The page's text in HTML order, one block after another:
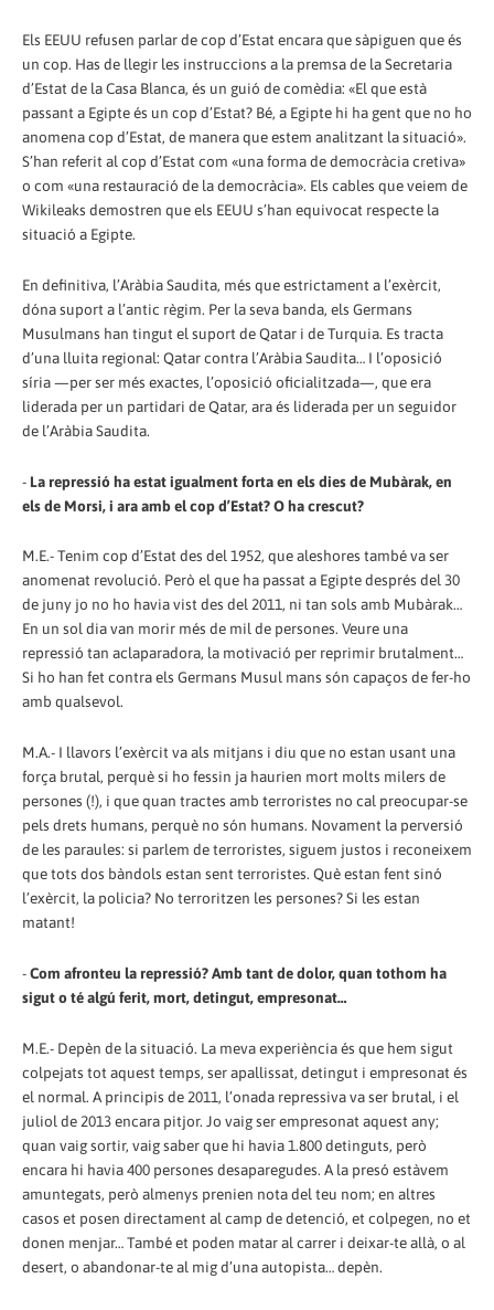
Els EEUU refusen parlar de cop d’Estat encara que sàpiguen que és
un cop. Has de llegir les instruccions a la premsa de la Secretaria
d’Estat de la Casa Blanca, és un guió de comèdia: «El que està
passant a Egipte és un cop d’Estat? Bé, a Egipte hi ha gent que no ho
anomena cop d’Estat, de manera que estem analitzant la situació».
S’han referit al cop d’Estat com «una forma de democràcia cretiva»
o com «una restauració de la democràcia». Els cables que veiem de
Wikileaks demostren que els EEUU s’han equivocat respecte la
situació a Egipte.
En definitiva, l’Aràbia Saudita, més que estrictament a l’exèrcit,
dóna suport a l’antic règim. Per la seva banda, els Germans
Musulmans han tingut el suport de Qatar i de Turquia. Es tracta
d’una lluita regional: Qatar contra l’Aràbia Saudita… I l’oposició
síria —per ser més exactes, l’oposició oficialitzada—, que era
liderada per un partidari de Qatar, ara és liderada per un seguidor
de l’Aràbia Saudita.
- La repressió ha estat igualment forta en els dies de Mubàrak, en
els de Morsi, i ara amb el cop d’Estat? O ha crescut?
M.E.- Tenim cop d’Estat des del 1952, que aleshores també va ser
anomenat revolució. Però el que ha passat a Egipte després del 30
de juny jo no ho havia vist des del 2011, ni tan sols amb Mubàrak…
En un sol dia van morir més de mil de persones. Veure una
repressió tan aclaparadora, la motivació per reprimir brutalment…
Si ho han fet contra els Germans Musul mans són capaços de fer-ho
amb qualsevol.
M.A.- I llavors l’exèrcit va als mitjans i diu que no estan usant una
força brutal, perquè si ho fessin ja haurien mort molts milers de
persones (!), i que quan tractes amb terroristes no cal preocupar-se
pels drets humans, perquè no són humans. Novament la perversió
de les paraules: si parlem de terroristes, siguem justos i reconeixem
que tots dos bàndols estan sent terroristes. Què estan fent sinó
l’exèrcit, la policia? No terroritzen les persones? Si les estan
matant!
-Com afronteu la repressió? Amb tant de dolor, quan tothom ha
sigut o té algú ferit, mort, detingut, empresonat…
M.E.- Depèn de la situació. La meva experiència és que hem sigut
colpejats tot aquest temps, ser apallissat, detingut i empresonat és
el normal. A principis de 2011, l’onada repressiva va ser brutal, i el
juliol de 2013 encara pitjor. Jo vaig ser empresonat aquest any;
quan vaig sortir, vaig saber que hi havia 1.800 detinguts, però
encara hi havia 400 persones desaparegudes. A la presó estàvem
amuntegats, però almenys prenien nota del teu nom; en altres
casos et posen directament al camp de detenció, et colpegen, no et
donen menjar… També et poden matar al carrer i deixar-te allà, o al
desert, o abandonar-te al mig d’una autopista… depèn.